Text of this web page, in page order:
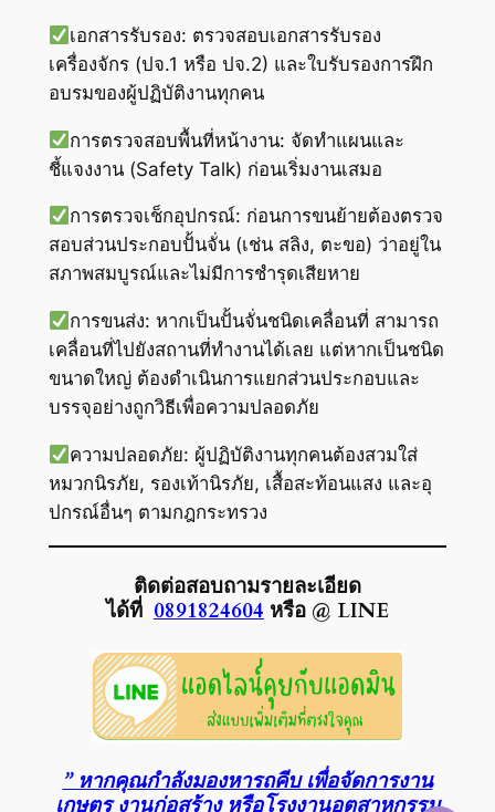
เอกสารรับรอง: ตรวจสอบเอกสารรับรอง
เครื่องจักร (ปจ.1 หรือ ปจ.2) และใบรับรองการฝึก
อบรมของผู้ปฏิบัติงานทุกคน
การตรวจสอบพื้นที่หน้างาน: จัดทำแผนและ
ชี้แจงงาน (Safety Talk) ก่อนเริ่มงานเสมอ
การตรวจเช็กอุปกรณ์: ก่อนการขนย้ายต้องตรวจ
สอบส่วนประกอบปั้นจั่น (เช่น สลิง, ตะขอ) ว่าอยู่ใน
สภาพสมบูรณ์และไม่มีการชำรุดเสียหาย
การขนส่ง: หากเป็นปั้นจั่นชนิดเคลื่อนที่ สามารถ
เคลื่อนที่ไปยังสถานที่ทำงานได้เลย แต่หากเป็นชนิด
ขนาดใหญ่ ต้องดำเนินการแยกส่วนประกอบและ
บรรจุอย่างถูกวิธีเพื่อความปลอดภัย
ความปลอดภัย: ผู้ปฏิบัติงานทุกคนต้องสวมใส่
หมวกนิรภัย, รองเท้านิรภัย, เสื้อสะท้อนแสง และอุ
ปกรณ์อื่นๆ ตามกฎกระทรวง
ติดต่อสอบถามรายละเอียด
ได้ที่ 0891824604 หรือ @ LINE
” หากคุณกำลังมองหารถคีบ เพื่อจัดการงาน
เกษตร งานก่อสร้าง หรือโรงงานอุตสาหกรรม